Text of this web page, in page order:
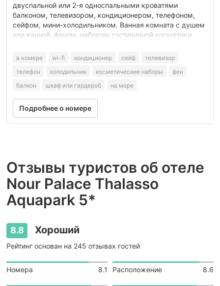
двуспальной или 2-я односпальными кроватями
балконом, телевизором, кондиционером, телефоном,
сейфом, мини-холодильником. Ванная комната с душем
или ванной, феном, набором гостиничной косметики.
в номере wi-fi кондиционер сейф
телевизор
телефон
холодильник косметические наборы
фен
балкон
шкаф или гардероб на море
Подробнее о номере
Отзывы туристов об отеле
Nour Palace Thalasso
Aquapark 5*
8.8 Хороший
Рейтинг основан на 245 отзывах гостей
Номера 8.1 Расположение 8.6